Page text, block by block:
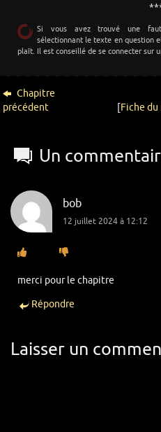
Si vous avez trouvé une
sélectionnant le texte en question
plaît. Il est conseillé de se connecter sur
Chapitre
précédent
[Fiche du
Un
bob
12 juillet 2024 à 12:12
merci pour le chapitre
Répondre
Laisser un